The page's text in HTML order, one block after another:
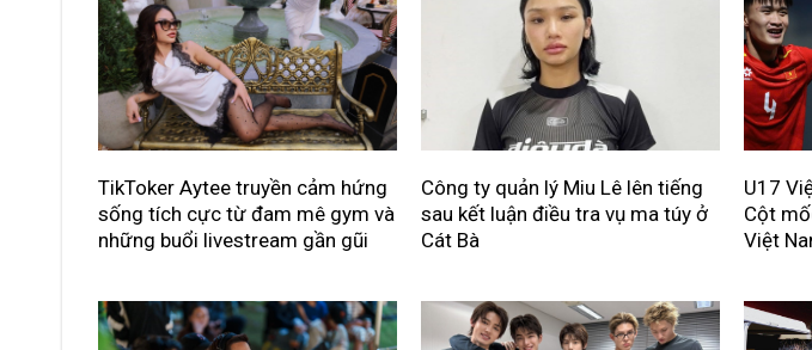
TikToker Aytee truyền cảm hứng
sống tích cực từ đam mê gym và
những buổi livestream gần gũi
Công ty quản lý Miu Lê lên tiếng
sau kết luận điều tra vụ ma túy ở
Cát Bà
U17
Cột
Việt